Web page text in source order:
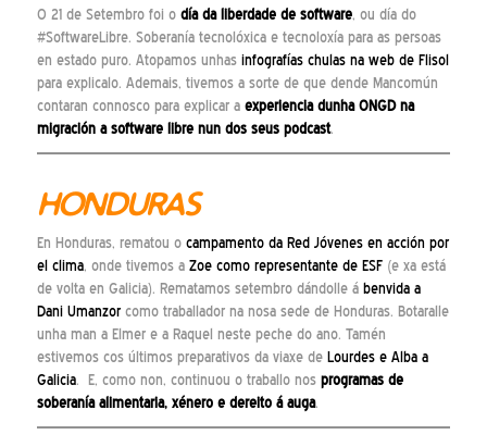
O 21 de Setembro foi o día da liberdade de software, ou día do
#SoftwareLibre. Soberanía tecnolóxica e tecnoloxía para as persoas
en estado puro. Atopamos unhas infografías chulas na web de Flisol
para explicalo. Ademais, tivemos a sorte de que dende Mancomún
contaran connosco para explicar a experiencia dunha ONGD na
migración a software libre nun dos seus podcast.
HONDURAS
En Honduras, rematou o campamento da Red Jóvenes en acción por
el clima, onde tivemos a Zoe como representante de ESF(e xa está
de volta en Galicia). Rematamos setembro dándolle á benvida a
Dani Umanzorcomo traballador na nosa sede de Honduras. Botaralle
unha man a Elmer e a Raquel neste peche do ano. Tamén
estivemos cos últimos preparativos da viaxe de Lourdes e Alba a
Galicia. E, como non, continuou o traballo nos programas de
soberanía alimentaria, xénero e dereito á auga.